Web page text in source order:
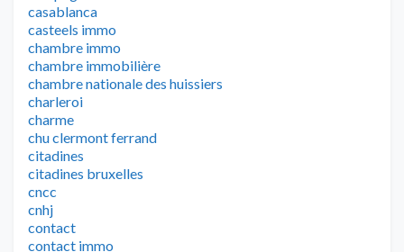
casablanca
casteels immo
chambre immo
chambre immobilière
chambre nationale des huissiers
charleroi
charme
chu clermont ferrand
citadines
citadines bruxelles
cncc
cnhj
contact
contact immo